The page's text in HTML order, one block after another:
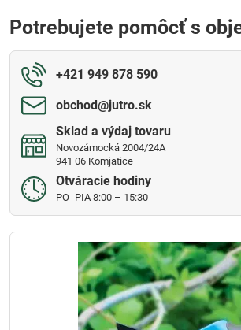
Potrebujete pomôcť s
+421 949 878 590
obchod​@jutro​.sk
Sklad a výdaj tovaru
Novozámocká 2004/24A
941 06 Komjatice
Otváracie hodiny
PO- PIA 8:00 – 15:30